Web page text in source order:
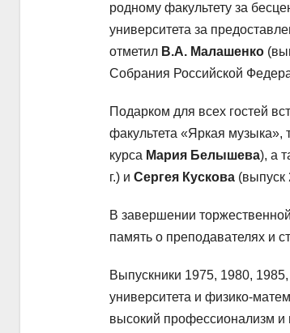
родному факультету за
университета за
отметил В.А. Малашенко
Собрания Российской
Подарком для всех гостей
факультета «Яркая музыка»,
курса Мария Белышева), а
г.) и Сергея Кускова (выпуск
В завершении
память о преподавателях и
Выпускники 1975, 1980,
университета и физико-
высокий профессионализм